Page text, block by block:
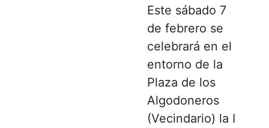
Este sábado 7
de febrero se
celebrará en el
entorno de la
Plaza de los
Algodoneros
(Vecindario) la I